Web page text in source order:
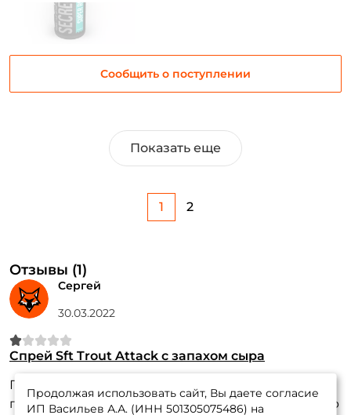
Сообщить о поступлении
Показать еще
1 2
Отзывы (1)
Сергей
30.03.2022
Спрей Sft Trout Attack с запахом сыра
По факту получили 150 мл запаха старого
помещения, которое давно не проветривали, сыр
Продолжая использовать сайт, Вы даете согласие
ИП Васильев А.А. (ИНН 501305075486) на